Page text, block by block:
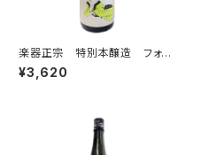
楽器正宗 特別本醸造 フォル
テピアノ 1800ml
¥3,620